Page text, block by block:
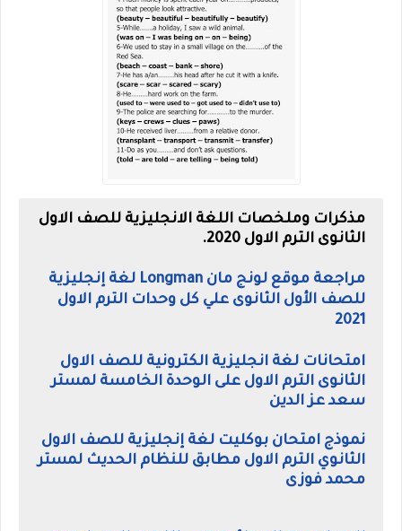
مذكرات وملخصات اللغة الانجليزية للصف الاول
الثانوى الترم الاول 2020.
مراجعة موقع لونج مان Longman لغة إنجليزية
للصف الأول الثانوى علي كل وحدات الترم الاول
2021
امتحانات لغة انجليزية الكترونية للصف الاول
الثانوى الترم الاول على الوحدة الخامسة لمستر
سعد عز الدين
نموذج امتحان بوكليت لغة إنجليزية للصف الاول
الثانوي الترم الاول مطابق للنظام الحديث لمستر
محمد فوزى